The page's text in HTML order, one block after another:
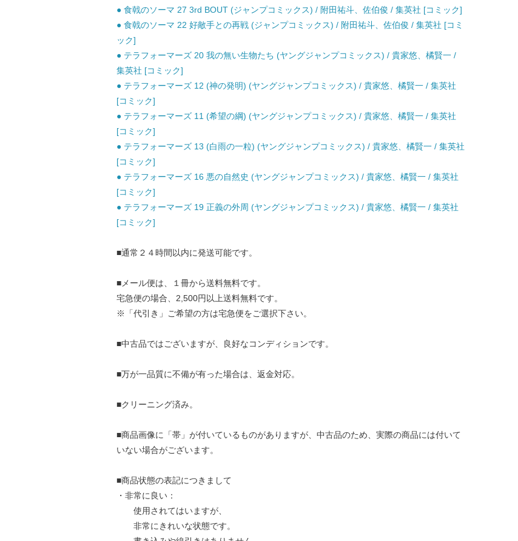
● 食戟のソーマ 27 3rd BOUT (ジャンプコミックス) / 附田祐斗、佐伯俊 / 集英社 [コミック]
● 食戟のソーマ 22 好敵手との再戦 (ジャンプコミックス) / 附田祐斗、佐伯俊 / 集英社 [コミ
ック]
● テラフォーマーズ 20 我の無い生物たち (ヤングジャンプコミックス) / 貴家悠、橘賢一 /
集英社 [コミック]
● テラフォーマーズ 12 (神の発明) (ヤングジャンプコミックス) / 貴家悠、橘賢一 / 集英社
[コミック]
● テラフォーマーズ 11 (希望の綱) (ヤングジャンプコミックス) / 貴家悠、橘賢一 / 集英社
[コミック]
● テラフォーマーズ 13 (白雨の一粒) (ヤングジャンプコミックス) / 貴家悠、橘賢一 / 集英社
[コミック]
● テラフォーマーズ 16 悪の自然史 (ヤングジャンプコミックス) / 貴家悠、橘賢一 / 集英社
[コミック]
● テラフォーマーズ 19 正義の外周 (ヤングジャンプコミックス) / 貴家悠、橘賢一 / 集英社
[コミック]
■通常２４時間以内に発送可能です。
■メール便は、１冊から送料無料です。
宅急便の場合、2,500円以上送料無料です。
※「代引き」ご希望の方は宅急便をご選択下さい。
■中古品ではございますが、良好なコンディションです。
■万が一品質に不備が有った場合は、返金対応。
■クリーニング済み。
■商品画像に「帯」が付いているものがありますが、中古品のため、実際の商品には付いて
いない場合がございます。
■商品状態の表記につきまして
・非常に良い：
使用されてはいますが、
非常にきれいな状態です。